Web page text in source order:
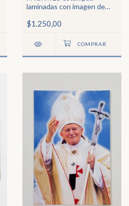
laminadas con imagen de
$1.250,00